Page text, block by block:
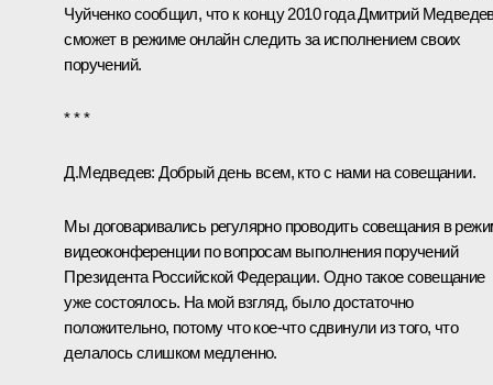
Чуйченко сообщил, что к концу 2010 года Дмитрий
сможет в режиме онлайн следить за исполнением своих
поручений.
* * *
Д.Медведев: Добрый день всем, кто с нами на совещании.
Мы договаривались регулярно проводить совещания в
видеоконференции по вопросам выполнения поручений
Президента Российской Федерации. Одно такоесовещание
уже состоялось. На мой взгляд, было достаточно
положительно, потому что кое‑что сдвинули из того, что
делалось слишком медленно.